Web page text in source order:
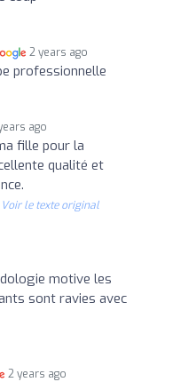
2 years ago
professionnelle
ago
fille pour la
qualité et
Voir le texte original
motive les
sont ravies avec
2 years ago